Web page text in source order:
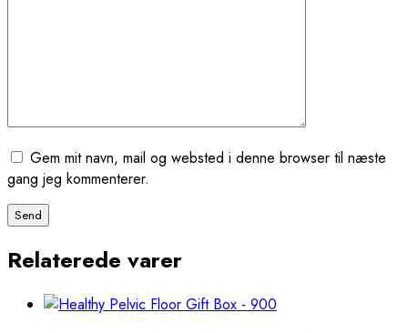
Gem mit navn, mail og websted i denne browser til næste
gang jeg kommenterer.
Relaterede varer